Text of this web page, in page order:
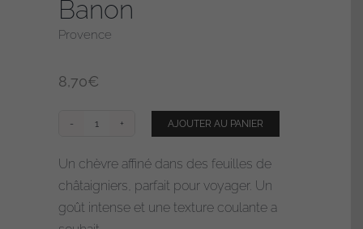
Banon
Provence
8,70€
de
Banon
AJOUTER AU PANIER
Un chèvre affiné dans des feuilles de
châtaigniers, parfait pour voyager. Un
goût intense et une texture coulante a